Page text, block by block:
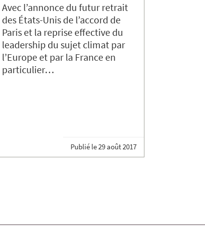
Avec l’annonce du futur retrait
des États-Unis de l’accord de
Paris et la reprise effective du
leadership du sujet climat par
l’Europe et par la France en
particulier…
Publié le29 août 2017